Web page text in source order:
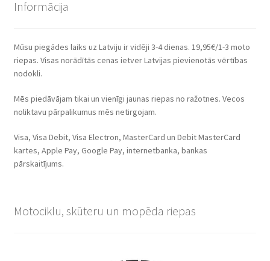
Informācija
Mūsu piegādes laiks uz Latviju ir vidēji 3-4 dienas. 19,95€/1-3 moto
riepas. Visas norādītās cenas ietver Latvijas pievienotās vērtības
nodokli.
Mēs piedāvājam tikai un vienīgi jaunas riepas no ražotnes. Vecos
noliktavu pārpalikumus mēs netirgojam.
Visa, Visa Debit, Visa Electron, MasterCard un Debit MasterCard
kartes, Apple Pay, Google Pay, internetbanka, bankas
pārskaitījums.
Motociklu, skūteru un mopēda riepas